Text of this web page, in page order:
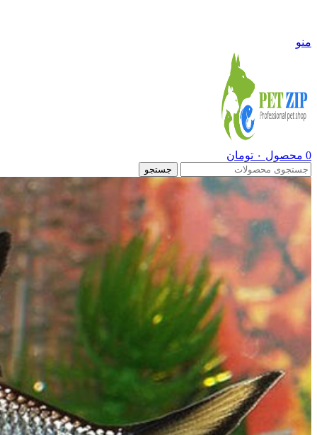
منو
0 محصول ۰ تومان
جستجو